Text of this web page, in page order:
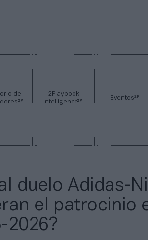
de
2P
2Playbook
Intelligence2P Eventos2P
duelo Adidas-
el patrocinio
2026?